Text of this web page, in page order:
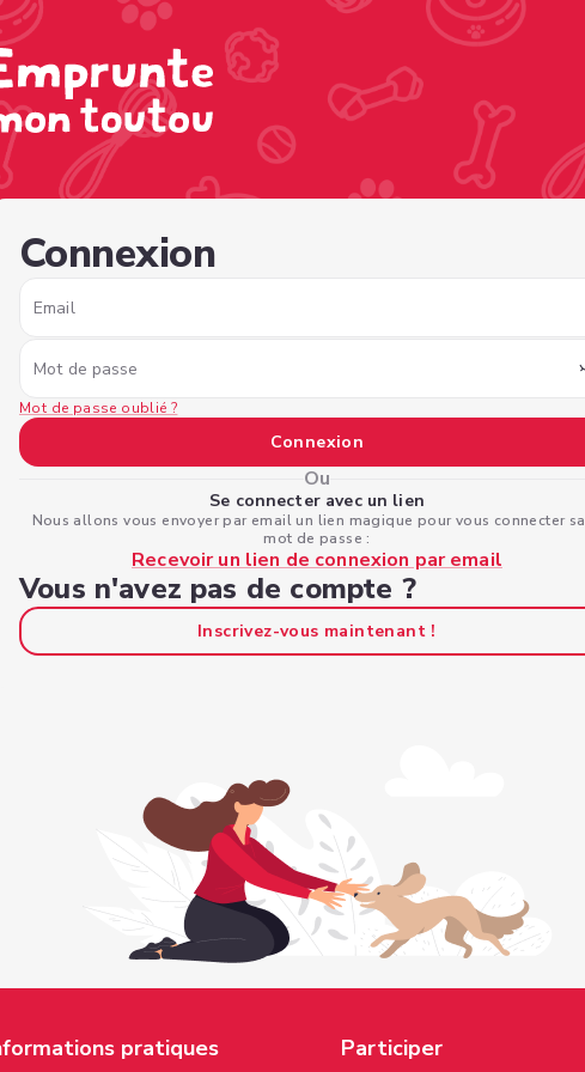
Connexion
Email
Mot de passe
Mot de passe oublié ?
Connexion
Ou
Se connecter avec un lien
Nous allons vous envoyer par email un lien magique pour vous connecter
mot de passe :
Recevoir un lien de connexion par email
Vous n'avez pas de compte ?
Inscrivez-vous maintenant !
pratiques Participer
bb3b-afaa7c42c87e